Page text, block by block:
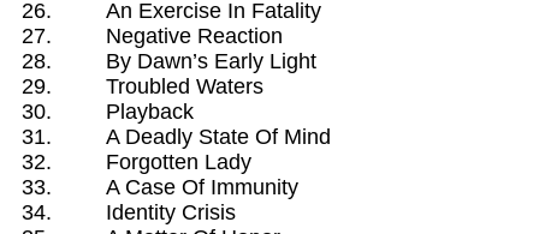
An Exercise In Fatality
Negative Reaction
By Dawn’s Early Light
Troubled Waters
Playback
A Deadly State Of Mind
Forgotten Lady
A Case Of Immunity
Identity Crisis